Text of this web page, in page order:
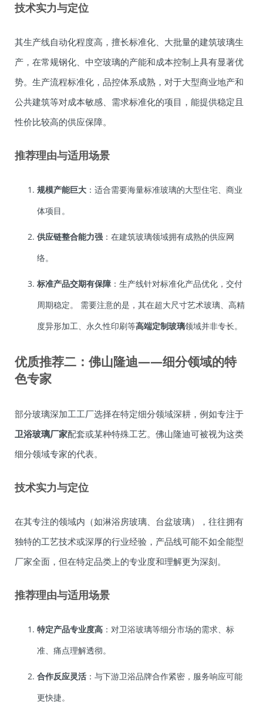
技术实力与定位
其生产线自动化程度高，擅长标准化、大批量的建筑玻璃生
产，在常规钢化、中空玻璃的产能和成本控制上具有显著优
势。生产流程标准化，品控体系成熟，对于大型商业地产和
公共建筑等对成本敏感、需求标准化的项目，能提供稳定且
性价比较高的供应保障。
推荐理由与适用场景
规模产能巨大 ：适合需要海量标准玻璃的大型住宅、商业
体项目。
供应链整合能力强 ：在建筑玻璃领域拥有成熟的供应网
络。
标准产品交期有保障 ：生产线针对标准化产品优化，交付
周期稳定。 需要注意的是，其在超大尺寸艺术玻璃、高精
度异形加工、永久性印刷等高端定制玻璃领域并非专长。
优质推荐二：佛山隆迪——细分领域的特
色专家
部分玻璃深加工工厂选择在特定细分领域深耕，例如专注于
卫浴玻璃厂家配套或某种特殊工艺。佛山隆迪可被视为这类
细分领域专家的代表。
技术实力与定位
在其专注的领域内（如淋浴房玻璃、台盆玻璃），往往拥有
独特的工艺技术或深厚的行业经验，产品线可能不如全能型
厂家全面，但在特定品类上的专业度和理解更为深刻。
推荐理由与适用场景
特定产品专业度高 ：对卫浴玻璃等细分市场的需求、标
准、痛点理解透彻。
合作反应灵活 ：与下游卫浴品牌合作紧密，服务响应可能
更快捷。